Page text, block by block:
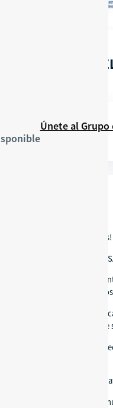
Y LA
Únete al Grupo
y la Elección de
organizado por NCBA
sobre los principios
equitativa de los
prácticos y mejores
todos los miembros
de una
la democracia
y fortalecer juntos nuestra